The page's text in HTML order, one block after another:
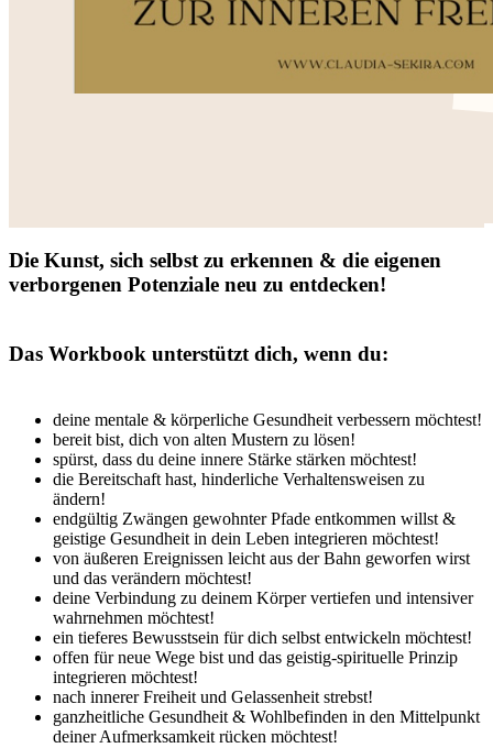
Die Kunst, sich selbst zu erkennen & die eigenen
verborgenen Potenziale neu zu entdecken!
Das Workbook unterstützt dich, wenn du:
deine mentale & körperliche Gesundheit verbessern möchtest!
bereit bist, dich von alten Mustern zu lösen!
spürst, dass du deine innere Stärke stärken möchtest!
die Bereitschaft hast, hinderliche Verhaltensweisen zu
ändern!
endgültig Zwängen gewohnter Pfade entkommen willst &
geistige Gesundheit in dein Leben integrieren möchtest!
von äußeren Ereignissen leicht aus der Bahn geworfen wirst
und das verändern möchtest!
deine Verbindung zu deinem Körper vertiefen und intensiver
wahrnehmen möchtest!
ein tieferes Bewusstsein für dich selbst entwickeln möchtest!
offen für neue Wege bist und das geistig-spirituelle Prinzip
integrieren möchtest!
nach innerer Freiheit und Gelassenheit strebst!
ganzheitliche Gesundheit & Wohlbefinden in den Mittelpunkt
deiner Aufmerksamkeit rücken möchtest!